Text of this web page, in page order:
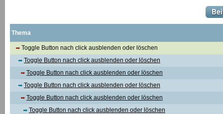
Thema
Toggle Button nach click ausblenden oder löschen
Toggle Button nach click ausblenden oder löschen
Toggle Button nach click ausblenden oder löschen
Toggle Button nach click ausblenden oder löschen
Toggle Button nach click ausblenden oder löschen
Toggle Button nach click ausblenden oder löschen